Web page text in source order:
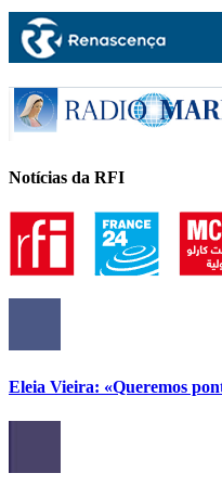
Notícias da RFI
Eleia Vieira: «Queremos